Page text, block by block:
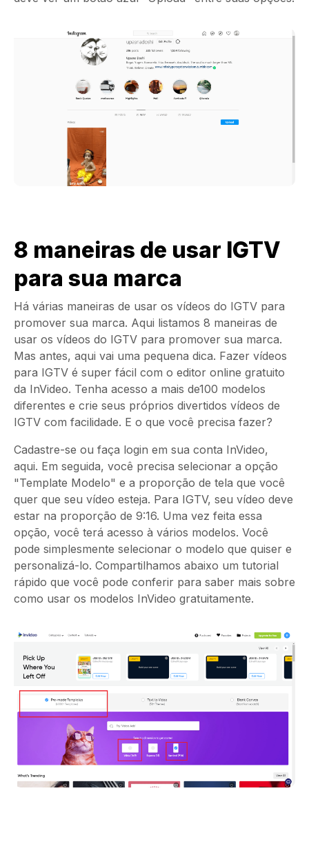
8 maneiras de usar IGTV
para sua marca
Há várias maneiras de usar os vídeos do IGTV para
promover sua marca. Aqui listamos 8 maneiras de
usar os vídeos do IGTV para promover sua marca.
Mas antes, aqui vai uma pequena dica. Fazer vídeos
para IGTV é super fácil com o editor online gratuito
da InVideo. Tenha acesso a mais de100 modelos
diferentes e crie seus próprios divertidos vídeos de
IGTV com facilidade. E o que você precisa fazer?
Cadastre-se ou faça login em sua conta InVideo,
aqui. Em seguida, você precisa selecionar a opção
"Template Modelo" e a proporção de tela que você
quer que seu vídeo esteja. Para IGTV, seu vídeo deve
estar na proporção de 9:16. Uma vez feita essa
opção, você terá acesso à vários modelos. Você
pode simplesmente selecionar o modelo que quiser e
personalizá-lo. Compartilhamos abaixo um tutorial
rápido que você pode conferir para saber mais sobre
como usar os modelos InVideo gratuitamente.